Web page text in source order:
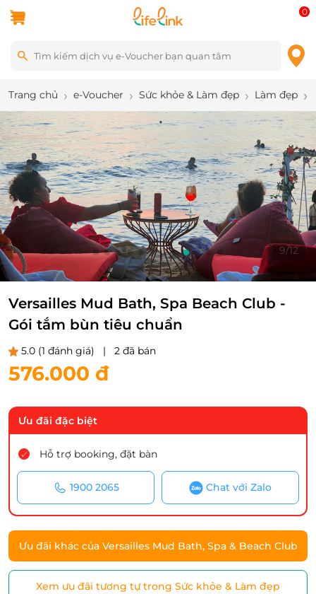
0
Trang chủ e-Voucher Sức khỏe & Làm đẹp Làm đẹp
9/12
Versailles Mud Bath, Spa Beach Club -
Gói tắm bùn tiêu chuẩn
5.0 (1 đánh giá) | 2 đã bán
576.000 đ
Ưu đãi đặc biệt
Hỗ trợ booking, đặt bàn
1900 2065 Chat với Zalo
Ưu đãi khác của Versailles Mud Bath, Spa & Beach Club
Xem ưu đãi tương tự trong Sức khỏe & Làm đẹp